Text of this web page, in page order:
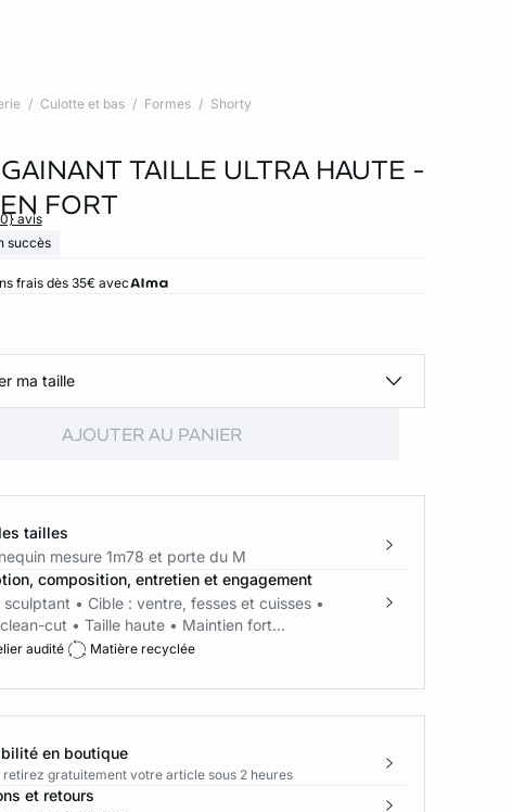
Culotte et bas Formes Shorty
TAILLE ULTRA HAUTE -
FORT
avis
succès
frais dès 35€ avec
ma taille
AJOUTER AU PANIER
tailles
mesure 1m78 et porte du M
composition, entretien et engagement
sculptant • Cible : ventre, fesses et cuisses •
cut • Taille haute • Maintien fort...
audité Matière recyclée
en boutique
retirez gratuitement votre article sous 2 heures
et retours